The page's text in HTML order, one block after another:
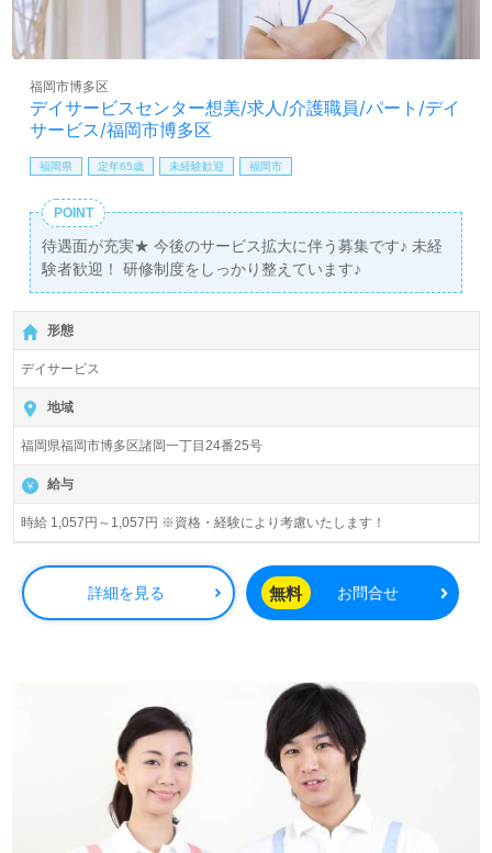
デイサービスセンター想美/求人/介護職員/パート/デイ
サービス/福岡市博多区
福岡市博多区
福岡県 定年65歳 未経験歓迎 福岡市
POINT
待遇面が充実★ 今後のサービス拡大に伴う募集です♪ 未経
験者歓迎！ 研修制度をしっかり整えています♪
形態
デイサービス
地域
福岡県福岡市博多区諸岡一丁目24番25号
給与
時給 1,057円～1,057円 ※資格・経験により考慮いたします！
詳細を見る 無料 お問合せ